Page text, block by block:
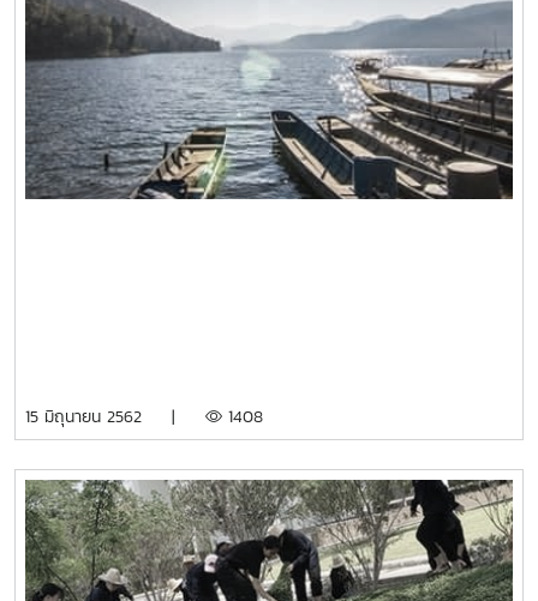
15 มิถุนายน 2562 | 1408